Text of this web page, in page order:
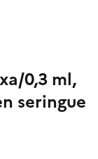
0,3 ml,
seringue